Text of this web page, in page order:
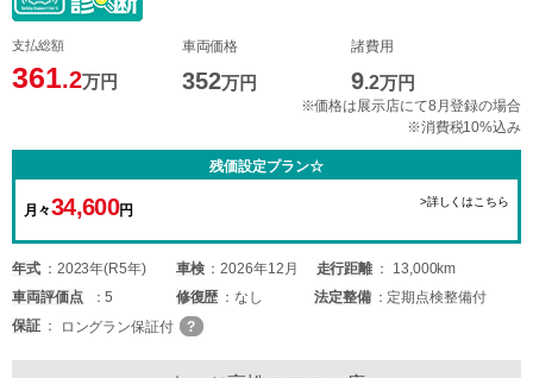
支払総額
361.2万円
車両価格
352万円
諸費用
9.2万円
※価格は展示店にて8月登録の場合
※消費税10%込み
残価設定プラン☆
月々34,600円
>詳しくはこちら
年式 2023年(R5年) 車検 2026年12月 走行距離
13,000km
車両評価点 5 修復歴 なし 法定整備
定期点検整備付
保証
ロングラン保証付